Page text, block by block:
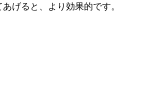
げると、より効果的です。